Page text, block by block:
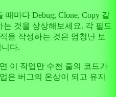
마다 Debug, Clone, Copy 같
것을 상상해보세요. 각 필드
을 작성하는 것은 엄청난 보
다.
이 작업만 수천 줄의 코드가
은 버그의 온상이 되고 유지